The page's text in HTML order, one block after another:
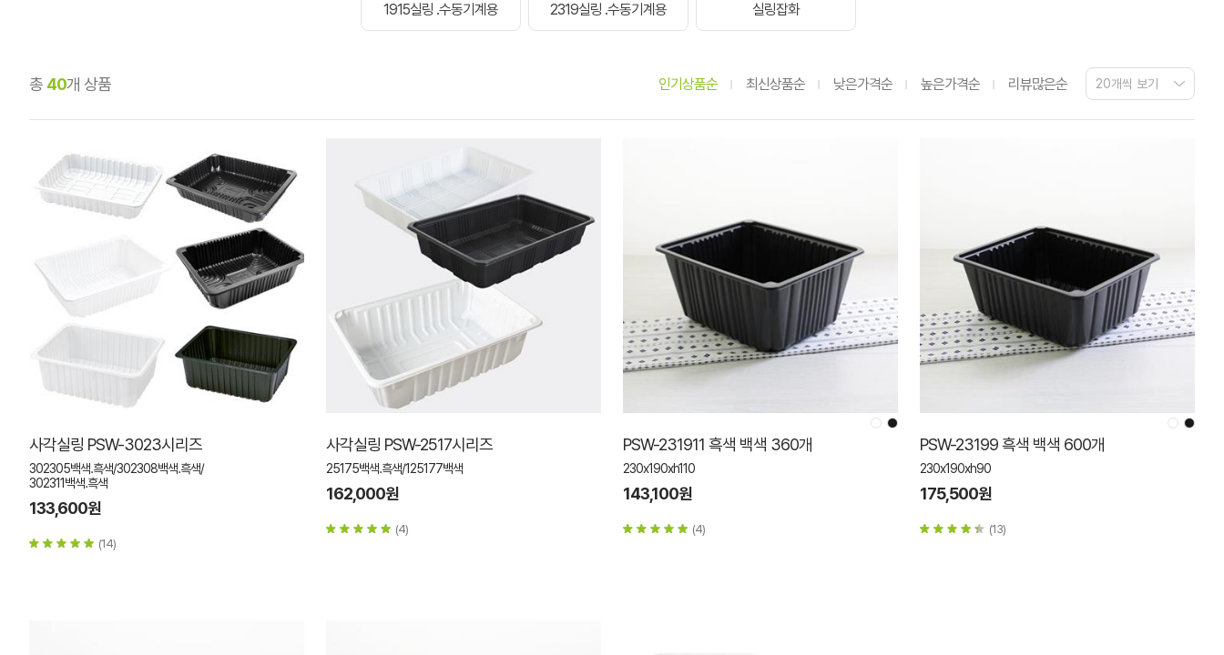
1915실링 .수동기계용 2319실링 .수동기계용 실링잡화
총 40개 상품 인기상품순 최신상품순 낮은가격순 높은가격순 리뷰많은순
사각실링 PSW-3023시리즈
302305백색.흑색/302308백색.흑색/
302311백색.흑색
133,600원
(14)
사각실링 PSW-2517시리즈
25175백색.흑색/125177백색
162,000원
(4)
PSW-231911 흑색 백색 360개
230x190xh110
143,100원
(4)
PSW-23199 흑색 백색 600개
230x190xh90
175,500원
(13)